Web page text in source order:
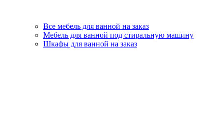
Все мебель для ванной на заказ
Мебель для ванной под стиральную машину
Шкафы для ванной на заказ